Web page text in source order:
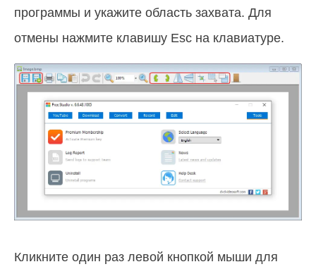
программы и укажите область захвата. Для
отмены нажмите клавишу Esc на клавиатуре.
Кликните один раз левой кнопкой мыши для